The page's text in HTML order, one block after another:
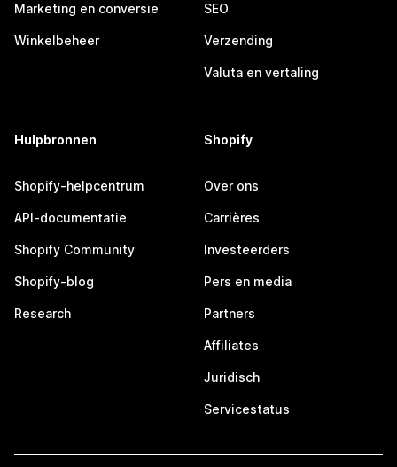
Marketing en conversie
Winkelbeheer
SEO
Verzending
Valuta en vertaling
Hulpbronnen
Shopify-helpcentrum
API-documentatie
Shopify Community
Shopify-blog
Research
Shopify
Over ons
Carrières
Investeerders
Pers en media
Partners
Affiliates
Juridisch
Servicestatus